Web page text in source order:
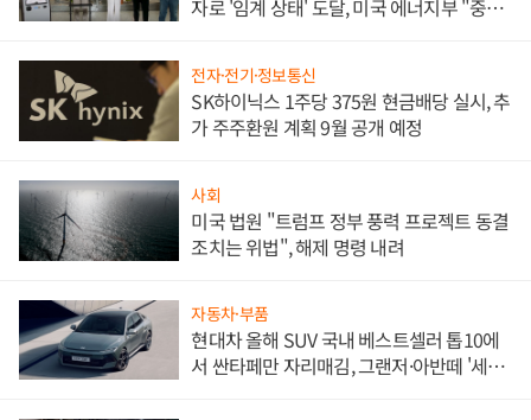
자로 '임계 상태' 도달, 미국 에너지부 "중요
전자·전기·정보통신
SK하이닉스 1주당 375원 현금배당 실시, 추
가 주주환원 계획 9월 공개 예정
사회
미국 법원 "트럼프 정부 풍력 프로젝트 동결
조치는 위법", 해제 명령 내려
자동차·부품
현대차 올해 SUV 국내 베스트셀러 톱10에
서 싼타페만 자리매김, 그랜저·아반떼 '세단